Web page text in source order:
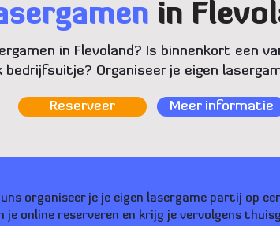
in
in Flevoland? Is binnenkort een
bedrijfsuitje? Organiseer je eigen
Reserveer Meer informatie
organiseer je je eigen lasergame partij op
je online reserveren en krijg je vervolgens